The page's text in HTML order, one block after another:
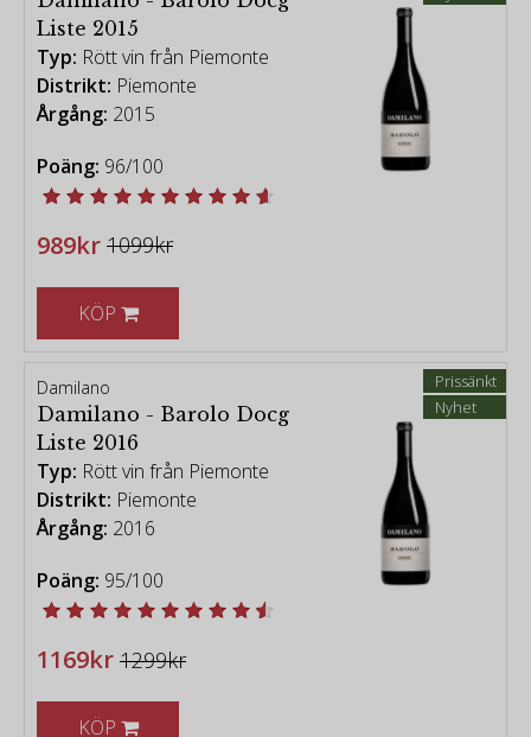
Liste 2015
Typ: Rött vin från Piemonte
Distrikt: Piemonte
Årgång: 2015
Poäng: 96/100
989kr 1099kr
KÖP
Prissänkt
Nyhet
Damilano
Damilano - Barolo Docg
Liste 2016
Typ: Rött vin från Piemonte
Distrikt: Piemonte
Årgång: 2016
Poäng: 95/100
1169kr 1299kr
KÖP